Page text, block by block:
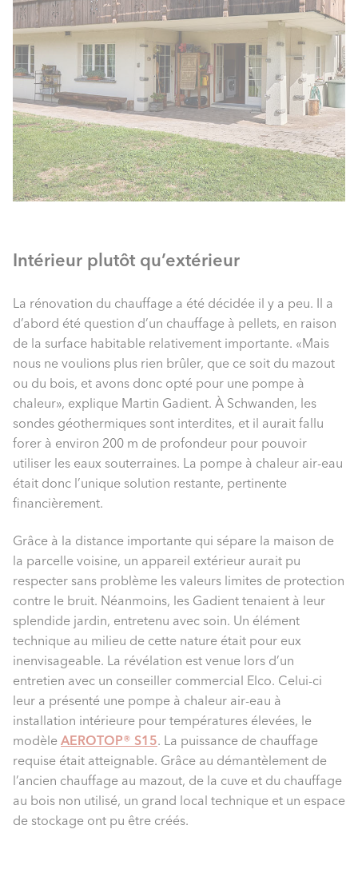
Intérieur plutôt qu’extérieur
La rénovation du chauffage a été décidée il y a peu. Il a
d’abord été question d’un chauffage à pellets, en raison
de la surface habitable relativement importante. «Mais
nous ne voulions plus rien brûler, que ce soit du mazout
ou du bois, et avons donc opté pour une pompe à
chaleur», explique Martin Gadient. À Schwanden, les
sondes géothermiques sont interdites, et il aurait fallu
forer à environ 200 m de profondeur pour pouvoir
utiliser les eaux souterraines. La pompe à chaleur air-eau
était donc l’unique solution restante, pertinente
financièrement.
Grâce à la distance importante qui sépare la maison de
la parcelle voisine, un appareil extérieur aurait pu
respecter sans problème les valeurs limites de protection
contre le bruit. Néanmoins, les Gadient tenaient à leur
splendide jardin, entretenu avec soin. Un élément
technique au milieu de cette nature était pour eux
inenvisageable. La révélation est venue lors d’un
entretien avec un conseiller commercial Elco. Celui-ci
leur a présenté une pompe à chaleur air-eau à
installation intérieure pour températures élevées, le
modèle AEROTOP® S15. La puissance de chauffage
requise était atteignable. Grâce au démantèlement de
l’ancien chauffage au mazout, de la cuve et du chauffage
au bois non utilisé, un grand local technique et un espace
de stockage ont pu être créés.